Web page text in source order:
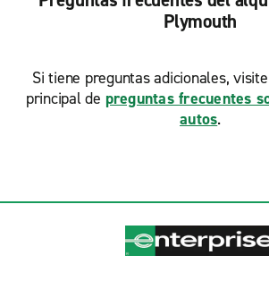
Plymouth
Si tiene preguntas adicionales,
principal de preguntas frecuentes
autos.